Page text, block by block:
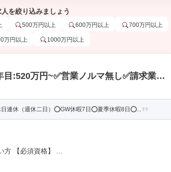
を絞り込みましょう
500万円以上 600万円以上 700万円以上
万円以上 1000万円以上
:520万円~✅営業ノルマ無し✅請求業務
✅長期休暇(GW7日夏8日冬9日)✅児童発
連休（週休二日）⭕GW休暇7日⭕夏季休暇8日⭕...
方 【必須資格】 ...